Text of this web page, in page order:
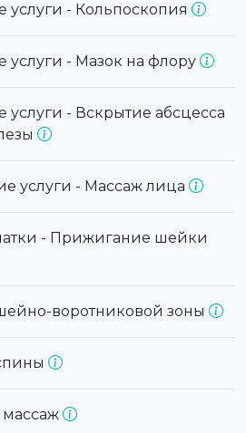
услуги - Кольпоскопия
услуги - Мазок на флору
услуги - Вскрытие абсцесса
услуги - Массаж лица
- Прижигание шейки
воротниковой зоны